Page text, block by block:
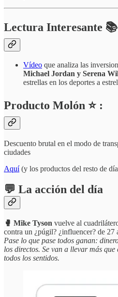
Lectura Interesante
Vídeo que analiza las
Michael Jordan y Serena
estrellas en los deportes a
Producto Molón ⭐ :
Descuento brutal en el modo de
ciudades
Aquí(y los productos del resto de
💬 La acción del día
🥊 Mike Tyson vuelve al
contra un ¿púgil? ¿influencer? de 27
Pase lo que pase todos ganan:
los directos. Se van a llevar más
todos los sentidos.